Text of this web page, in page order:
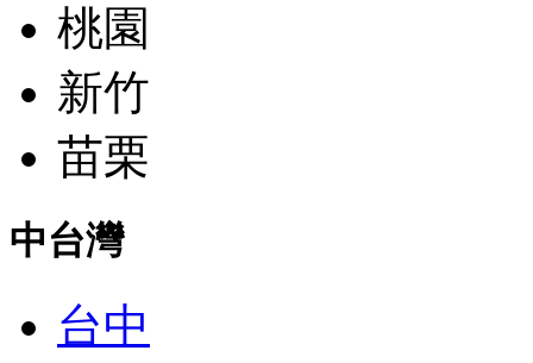
桃園
新竹
苗栗
中台灣
台中